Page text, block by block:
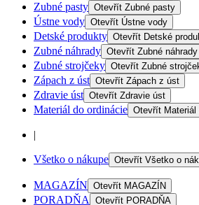
Zubné pasty Otevřít Zubné pasty
Ústne vody Otevřít Ústne vody
Detské produkty Otevřít Detské
Zubné náhrady Otevřít Zubné náhrady
Zubné strojčeky Otevřít Zubné
Zápach z úst Otevřít Zápach z úst
Zdravie úst Otevřít Zdravie úst
Materiál do ordinácie Otevřít
|
Všetko o nákupe Otevřít Všetko o
MAGAZÍN Otevřít MAGAZÍN
PORADŇA Otevřít PORADŇA